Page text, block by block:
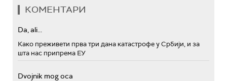
КОМЕНТАРИ
Da, ali...
Како преживети прва три дана катастрофе у Србији, и за
шта нас припрема ЕУ
Dvojnik mog oca